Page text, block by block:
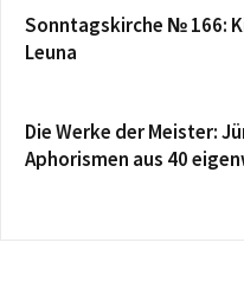
Sonntagskirche № 166:
Leuna
Die Werke der Meister:
Aphorismen aus 40